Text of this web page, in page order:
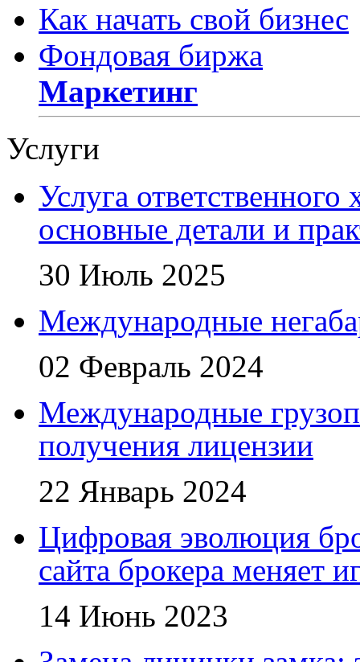
Как начать свой бизнес
Фондовая биржа
Маркетинг
Услуги
Услуга
основные детали и
30 Июль 2025
Международные
02 Февраль 2024
Международные
получения лицензии
22 Январь 2024
Цифровая эволюция
сайта брокера меняет
14 Июнь 2023